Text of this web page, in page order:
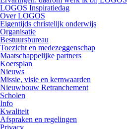
LOGOS Inspiratiedag
Over LOGOS
Eigentijds christelijk onderwijs
Organisatie
Bestuursbureau
Toezicht en medezeggenschap
Maatschappelijke partners
Koersplan
Nieuws
Missie, visie en kernwaarden
Nieuwbouw Retranchement
Scholen
Info
Kwaliteit
Afspraken en regelingen
Privacy